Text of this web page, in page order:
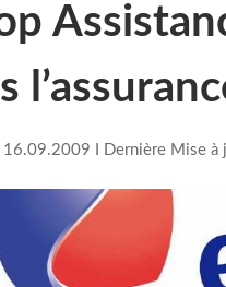
16.09.2009 I Dernière Mise